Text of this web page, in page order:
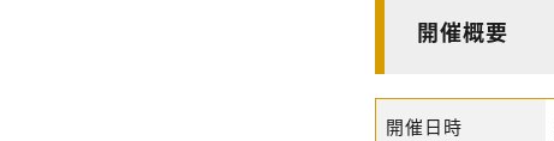
開催概要
開催日時